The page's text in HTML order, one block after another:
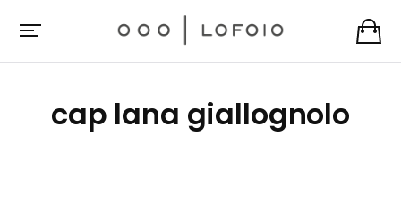
cap lana giallognolo